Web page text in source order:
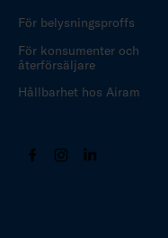
För belysningsproffs
För konsumenter och
återförsäljare
Hållbarhet hos Airam